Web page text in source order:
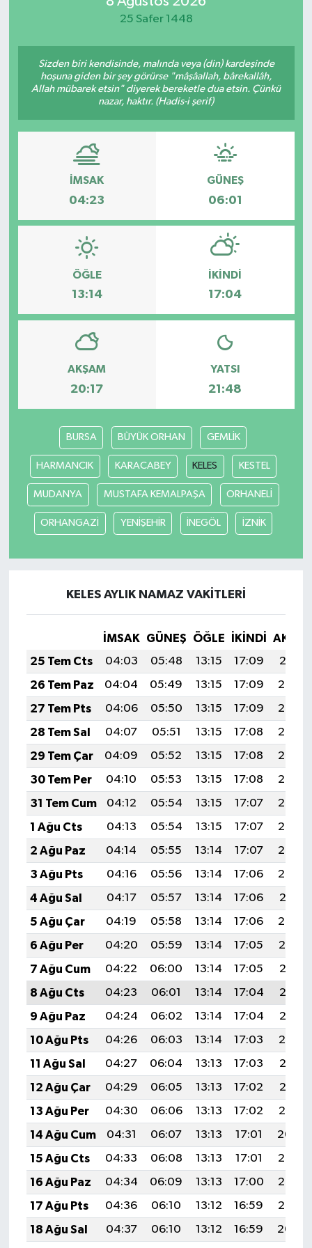
25 Safer 1448
Sizden biri kendisinde, malında veya (din) kardeşinde
hoşuna giden bir şey görürse "mâşâallah, bârekallâh,
Allah mübarek etsin" diyerek bereketle dua etsin. Çünkü
nazar, haktır. (Hadis-i şerif)
İMSAK
04:23
GÜNEŞ
06:01
ÖĞLE
13:14
İKINDI
17:04
AKŞAM
20:17
YATSI
21:48
BURSA BÜYÜK ORHAN GEMLİK
HARMANCIK KARACABEY KELES KESTEL
MUDANYA MUSTAFA KEMALPAŞA ORHANELİ
ORHANGAZİ YENİŞEHİR İNEGÖL İZNİK
KELES AYLIK NAMAZ VAKITLERI
İMSAK GÜNEŞ ÖĞLE İKINDI
25 Tem Cts
04:03 05:48 13:15 17:09
20:31
26 Tem Paz
04:04 05:49 13:15 17:09
20:30
27 Tem Pts
04:06 05:50 13:15 17:09
20:29
28 Tem Sal
04:07 05:51 13:15 17:08
20:29
29 Tem Çar
04:09 05:52 13:15 17:08
20:28
30 Tem Per
04:10 05:53 13:15 17:08
20:27
31 Tem Cum
04:12 05:54 13:15 17:07
20:26
1 Ağu Cts
04:13 05:54 13:15 17:07
20:25
2 Ağu Paz
04:14 05:55 13:14 17:07
20:24
3 Ağu Pts
04:16 05:56 13:14 17:06
20:22
4 Ağu Sal
04:17 05:57 13:14 17:06
20:21
5 Ağu Çar
04:19 05:58 13:14 17:06
20:20
6 Ağu Per
04:20 05:59 13:14 17:05
20:19
7 Ağu Cum
04:22 06:00 13:14 17:05
20:18
8 Ağu Cts
04:23 06:01 13:14 17:04
20:17
9 Ağu Paz
04:24 06:02 13:14 17:04
20:16
10 Ağu Pts
04:26 06:03 13:14 17:03
20:14
11 Ağu Sal
04:27 06:04 13:13 17:03
20:13
12 Ağu Çar
04:29 06:05 13:13 17:02
20:12
13 Ağu Per
04:30 06:06 13:13 17:02
20:10
14 Ağu Cum
04:31 06:07 13:13 17:01
20:09
15 Ağu Cts
04:33 06:08 13:13 17:01
20:08
16 Ağu Paz
04:34 06:09 13:13 17:00
20:07
17 Ağu Pts
04:36 06:10 13:12 16:59
20:05
18 Ağu Sal
04:37 06:10 13:12 16:59
20:04
Özel
Resmi İlanlar
Sağlık
Siyaset
Yerel Yönetimler